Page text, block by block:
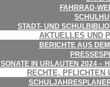
FAHR­RAD-
STADT- UND
AKTU­EL­LES UND
BERICHTE AUS
SONATE IN URLAU­TEN 2024 –
RECHTE, PFLICH­TEN